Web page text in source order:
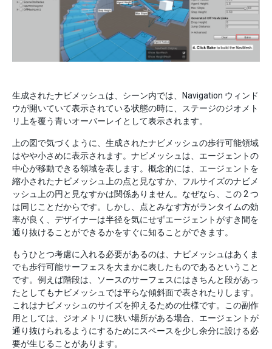
生成されたナビメッシュは、シーン内では、Navigation ウィンド
ウが開いていて表示されている状態の時に、ステージのジオメト
リ上を覆う青いオーバーレイとして表示されます。
上の図で気づくように、生成されたナビメッシュの歩行可能領域
はやや小さめに表示されます。ナビメッシュは、エージェントの
中心が移動できる領域を表します。概念的には、エージェントを
縮小されたナビメッシュ上の点と見なすか、フルサイズのナビメ
ッシュ上の円と見なすかは関係ありません。なぜなら、この 2 つ
は同じことだからです。しかし、点とみなす方がランタイムの効
率が良く、デザイナーは半径を気にせずエージェントがすき間を
通り抜けることができるかをすぐに知ることができます。
もうひとつ考慮に入れる必要があるのは、ナビメッシュはあくま
でも歩行可能サーフェスを大まかに表したものであるということ
です。例えば階段は、ソースのサーフェスにはきちんと段があっ
たとしてもナビメッシュでは平らな傾斜面で表されたりします。
これはナビメッシュのサイズを抑えるための仕様です。この副作
用としては、ジオメトリに狭い場所がある場合、エージェントが
通り抜けられるようにするためにスペースを少し余分に設ける必
要が生じることがあります。